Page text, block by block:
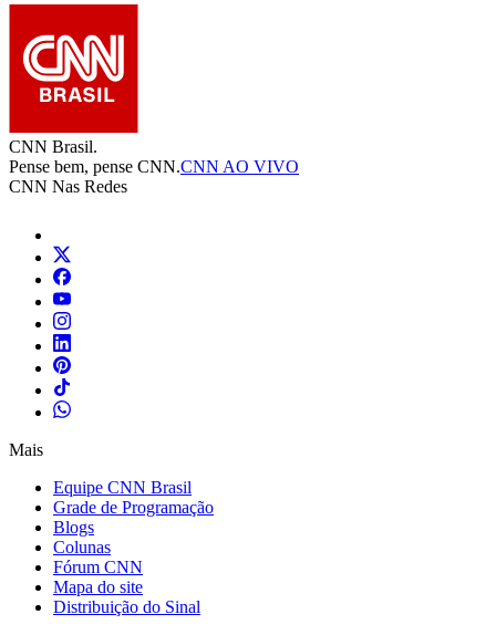
CNN Brasil.
Pense bem, pense CNN.CNN AO VIVO
CNN Nas Redes
Mais
Equipe CNN Brasil
Grade de Programação
Blogs
Colunas
Fórum CNN
Mapa do site
Distribuição do Sinal